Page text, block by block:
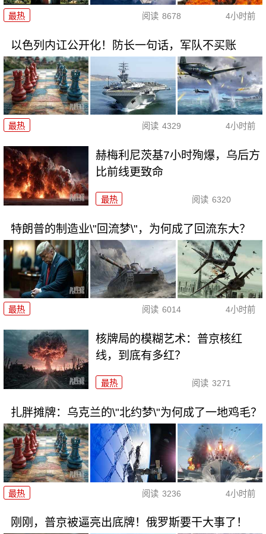
最热 阅读 8678 4小时前
以色列内讧公开化！防长一句话，军队不买账
最热 阅读 4329 4小时前
赫梅利尼茨基7小时殉爆，乌后方
比前线更致命
最热 阅读 6320
特朗普的制造业\"回流梦\"，为何成了回流东大？
最热 阅读 6014 4小时前
核牌局的模糊艺术：普京核红
线，到底有多红？
最热 阅读 3271
扎胖摊牌：乌克兰的\"北约梦\"为何成了一地鸡毛？
最热 阅读 3236 4小时前
刚刚，普京被逼亮出底牌！俄罗斯要干大事了！